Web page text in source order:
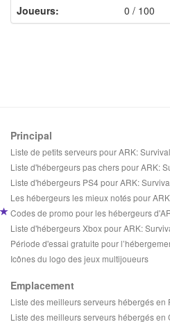
Joueurs:
0 / 100
Principal
Liste de petits serveurs pour ARK:
Liste d'hébergeurs pas chers pour ARK:
Liste d'hébergeurs PS4 pour ARK:
Les hébergeurs les mieux notés pour
Codes de promo pour les hébergeurs
Liste d'hébergeurs Xbox pour ARK:
Période d'essai gratuite pour
Icônes du logo des jeux multijoueurs
Emplacement
Liste des meilleurs serveurs hébergés en
Liste des meilleurs serveurs hébergés en